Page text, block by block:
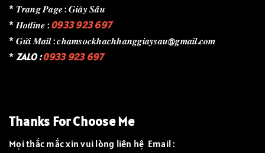
* 𝑻𝒓𝒂𝒏𝒈 𝑷𝒂𝒈𝒆 : 𝑮𝒊𝒂̀𝒚 𝑺𝒂̂́𝒖
* 𝑯𝒐𝒕𝒍𝒊𝒏𝒆 : 0933 923 697
* 𝑮𝒖̛̉𝒊 𝑴𝒂𝒊𝒍 : 𝒄𝒉𝒂𝒎𝒔𝒐𝒄𝒌𝒉𝒂𝒄𝒉𝒉𝒂𝒏𝒈𝒈𝒊𝒂𝒚𝒔𝒂𝒖@𝒈𝒎𝒂𝒊𝒍.𝒄𝒐𝒎
* ZALO : 0933 923 697( Trương Định )
Thanks For Choose Me
Mọi thắc mắc xin vui lòng liên hệ Email :